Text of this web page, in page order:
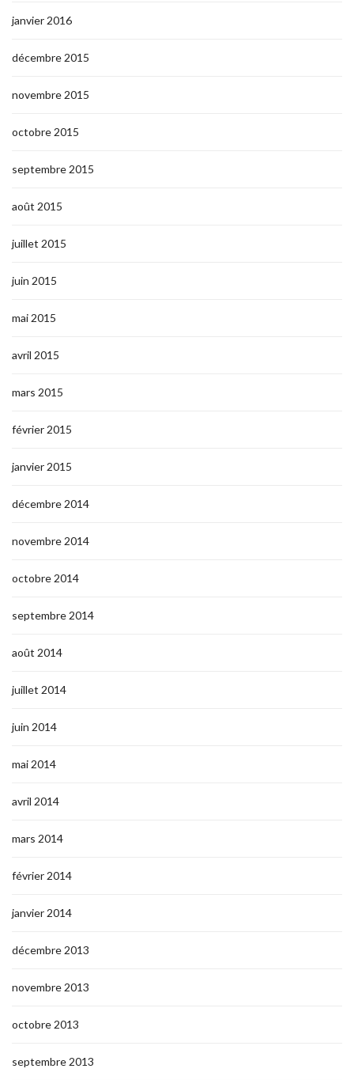
janvier 2016
décembre 2015
novembre 2015
octobre 2015
septembre 2015
août 2015
juillet 2015
juin 2015
mai 2015
avril 2015
mars 2015
février 2015
janvier 2015
décembre 2014
novembre 2014
octobre 2014
septembre 2014
août 2014
juillet 2014
juin 2014
mai 2014
avril 2014
mars 2014
février 2014
janvier 2014
décembre 2013
novembre 2013
octobre 2013
septembre 2013